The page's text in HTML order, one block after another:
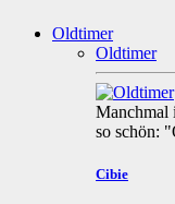
Oldtimer
Oldtimer
Manchmal
so schön:
Cibie